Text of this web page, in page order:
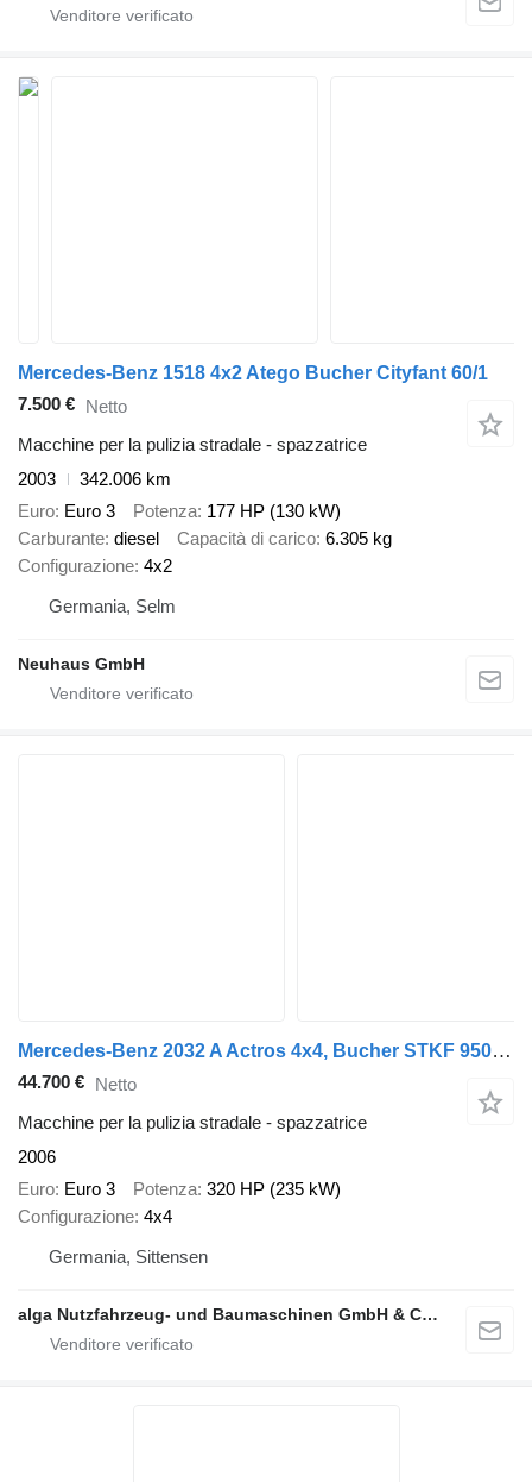
Mercedes-Benz 1518 4x2 Atego Bucher Cityfant 60/1
7.500 € Netto
Macchine per la pulizia stradale - spazzatrice
2003
342.006 km
Euro Euro 3 Potenza 177 HP (130 kW)
Carburante diesel Capacità di carico 6.305 kg
Configurazione 4x2
Germania, Selm
Neuhaus GmbH
Mercedes-Benz 2032 A Actros 4x4, Bucher STKF 9500, Airport, AC
44.700 € Netto
Macchine per la pulizia stradale - spazzatrice
2006
Euro Euro 3 Potenza 320 HP (235 kW)
Configurazione 4x4
Germania, Sittensen
alga Nutzfahrzeug- und Baumaschinen GmbH & Co. KG